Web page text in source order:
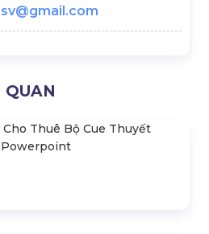
QUAN
Cho Thuê Bộ Cue Thuyết